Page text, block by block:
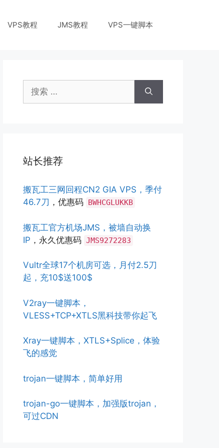
VPS教程 JMS教程 VPS一键脚本
索：
站长推荐
搬瓦工三网回程CN2 GIA VPS，季付
46.7刀 ，优惠码 BWHCGLUKKB
搬瓦工官方机场JMS，被墙自动换
IP ，永久优惠码 JMS9272283
Vultr全球17个机房可选，月付2.5刀
起，充10$送100$
V2ray一键脚本，
VLESS+TCP+XTLS黑科技带你起飞
Xray一键脚本，XTLS+Splice，体验
飞的感觉
trojan一键脚本，简单好用
trojan-go一键脚本，加强版trojan，
可过CDN